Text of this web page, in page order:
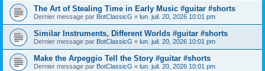
The Art of Stealing Time in Early Music #guitar #shorts
Dernier message par BotClassicG « lun. juil. 20, 2026 10:01 pm
Similar Instruments, Different Worlds #guitar #shorts
Dernier message par BotClassicG « lun. juil. 20, 2026 10:01 pm
Make the Arpeggio Tell the Story #guitar #shorts
Dernier message par BotClassicG « lun. juil. 20, 2026 10:01 pm